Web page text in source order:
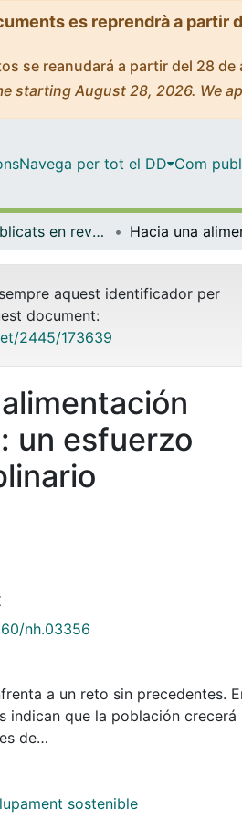
es reprendrà a partir
se reanudará a partir del 28
starting August 28, 2026. We
Navega per tot el DD Com
Articles publicats en revistes (Institut d'lnvestigació Biomèdica de Bellvitge (IDIBELL))
aquest identificador per
document:
2445/173639
un esfuerzo
nh.03356
a un reto sin precedentes.
indican que la población crecerá
de
de alimentación debe
de una sostenible